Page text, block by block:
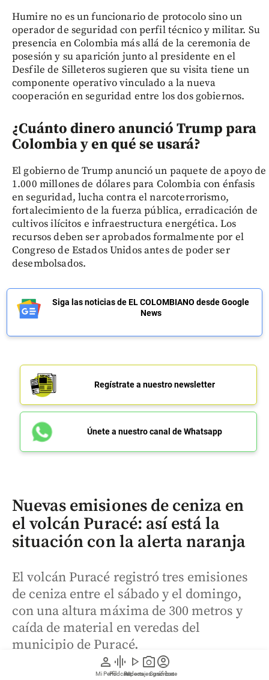
person
Mi Perfil
graphic_eq
Pódcast
play_arrow
Videos
photo_camera
Reportajes gráficos
account_circle
Suscríbete
Humire no es un funcionario de protocolo sino un
operador de seguridad con perfil técnico y militar. Su
presencia en Colombia más allá de la ceremonia de
posesión y su aparición junto al presidente en el
Desfile de Silleteros sugieren que su visita tiene un
componente operativo vinculado a la nueva
cooperación en seguridad entre los dos gobiernos.
¿Cuánto dinero anunció Trump para
Colombia y en qué se usará?
El gobierno de Trump anunció un paquete de apoyo de
1.000 millones de dólares para Colombia con énfasis
en seguridad, lucha contra el narcoterrorismo,
fortalecimiento de la fuerza pública, erradicación de
cultivos ilícitos e infraestructura energética. Los
recursos deben ser aprobados formalmente por el
Congreso de Estados Unidos antes de poder ser
desembolsados.
Siga las noticias de EL COLOMBIANO desde Google
News
Regístrate a nuestro newsletter
Únete a nuestro canal de Whatsapp
Nuevas emisiones de ceniza en
el volcán Puracé: así está la
situación con la alerta naranja
El volcán Puracé registró tres emisiones
de ceniza entre el sábado y el domingo,
con una altura máxima de 300 metros y
caída de material en veredas del
municipio de Puracé.